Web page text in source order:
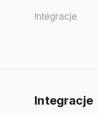
Integracje
Integracje